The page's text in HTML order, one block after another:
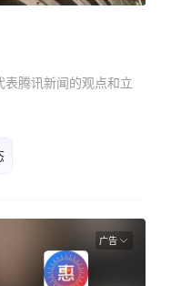
表腾讯新闻的观点和立
广告